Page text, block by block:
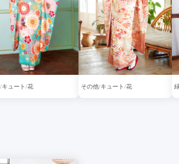
キュート 花 その他 キュート 花